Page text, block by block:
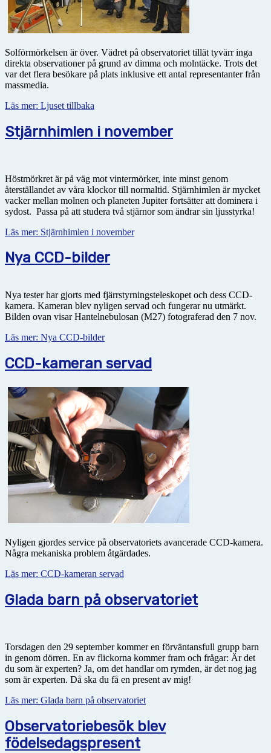
Solförmörkelsen är över. Vädret på observatoriet tillät tyvärr inga
direkta observationer på grund av dimma och molntäcke. Trots det
var det flera besökare på plats inklusive ett antal representanter från
massmedia.
Läs mer: Ljuset tillbaka
Stjärnhimlen i november
Höstmörkret är på väg mot vintermörker, inte minst genom
återställandet av våra klockor till normaltid. Stjärnhimlen är mycket
vacker mellan molnen och planeten Jupiter fortsätter att dominera i
sydost. Passa på att studera två stjärnor som ändrar sin ljusstyrka!
Läs mer: Stjärnhimlen i november
Nya CCD-bilder
Nya tester har gjorts med fjärrstyrningsteleskopet och dess CCD-
kamera. Kameran blev nyligen servad och fungerar nu utmärkt.
Bilden ovan visar Hantelnebulosan (M27) fotograferad den 7 nov.
Läs mer: Nya CCD-bilder
CCD-kameran servad
Nyligen gjordes service på observatoriets avancerade CCD-kamera.
Några mekaniska problem åtgärdades.
Läs mer: CCD-kameran servad
Glada barn på observatoriet
Torsdagen den 29 september kommer en förväntansfull grupp barn
in genom dörren. En av flickorna kommer fram och frågar: Är det
du som är experten? Ja, om det handlar om rymden, är det nog jag
som är experten. Då ska du få en present av mig!
Läs mer: Glada barn på observatoriet
Observatoriebesök blev
födelsedagspresent